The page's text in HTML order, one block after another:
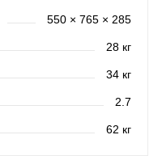
550 × 765 × 285
28 кг
34 кг
2.7
62 кг